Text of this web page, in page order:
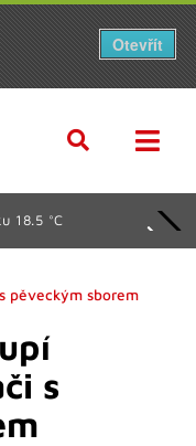
18.5 °C
pěveckým sborem
s
Otevřít